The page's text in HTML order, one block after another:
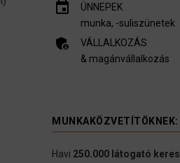
insert_invitation
ÜNNEPEK
munka, -suliszünetek
admin_panel_settings
VÁLLALKOZÁS
& magánvállalkozás
MUNKAKÖZVETÍTÖKNEK:
Havi 250.000 látogató keres